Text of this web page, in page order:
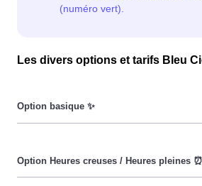
Les divers options et tarifs Bleu
date, ni de l'heure, que ce soit en à
ailleurs. 💡